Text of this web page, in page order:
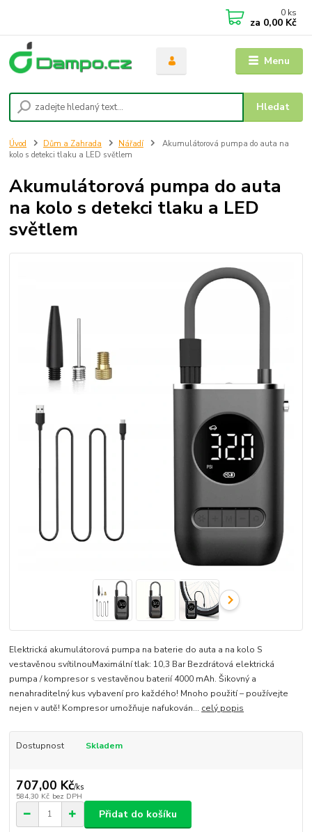
Menu
Hledat
0 ks
za 0,00 Kč
Úvod Dům a Zahrada Nářadí
Akumulátorová pumpa do auta na
kolo s detekci tlaku a LED světlem
Akumulátorová pumpa do auta
na kolo s detekci tlaku a LED
světlem
Elektrická akumulátorová pumpa na baterie do auta a na kolo S
vestavěnou svítilnouMaximální tlak: 10,3 Bar Bezdrátová elektrická
pumpa / kompresor s vestavěnou baterií 4000 mAh. Šikovný a
nenahraditelný kus vybavení pro každého! Mnoho použití – používejte
nejen v autě! Kompresor umožňuje nafukován... celý popis
Dostupnost Skladem
707,00 Kč/ks
584,30 Kč bez DPH
Přidat do košíku